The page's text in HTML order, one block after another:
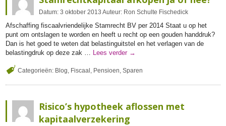
Datum: 3 oktober 2013 Auteur: Ron Schulte Fischedick
Afschaffing fiscaalvriendelijke Stamrecht BV per 2014 Staat u op het
punt om ontslagen te worden en heeft u recht op een gouden handdruk?
Dan is het goed te weten dat belastinguitstel en het verlagen van de
belastingdruk op deze zak …
Lees verder →
Categorieën: Blog, Fiscaal , Pensioen,Sparen
Risico’s hypotheek aflossen met
kapitaalverzekering